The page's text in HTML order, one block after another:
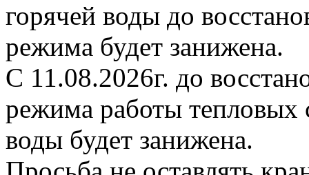
горячей воды до
режима будет занижена.
С 11.08.2026г. до
режима работы тепловых
воды будет занижена.